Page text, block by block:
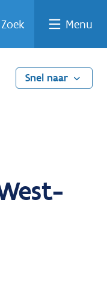
Zoek Menu
Snel naar